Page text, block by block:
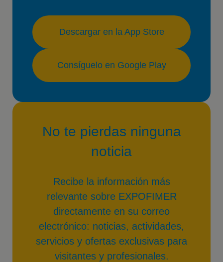
Descargar en la App Store
Consíguelo en Google Play
No te pierdas ninguna
noticia
Recibe la información más
relevante sobre EXPOFIMER
directamente en su correo
electrónico: noticias, actividades,
servicios y ofertas exclusivas para
visitantes y profesionales.